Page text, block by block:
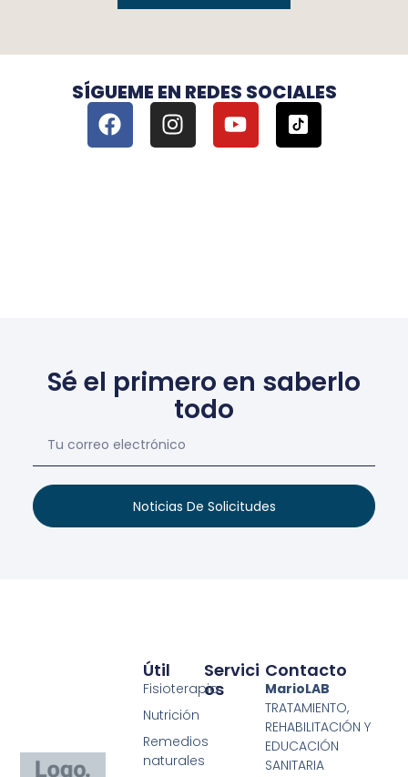
SÍGUEME EN REDES SOCIALES
Sé el primero en saberlo
todo
Noticias De Solicitudes
Servici
Os
Útil
Fisioterapia
Nutrición
Remedios
naturales
Contacto
MarioLAB
TRATAMIENTO,
REHABILITACIÓN Y
EDUCACIÓN
SANITARIA